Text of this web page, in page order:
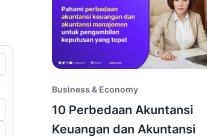
Business & Economy
10 Perbedaan Akuntansi
Keuangan dan Akuntansi